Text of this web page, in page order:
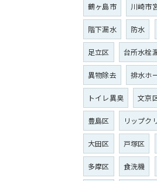
鶴ヶ島市 川崎市
階下漏水 防水
足立区 台所水栓
異物除去 排水ホ
トイレ異臭 文京
豊島区 リップク
大田区 戸塚区
多摩区 食洗機